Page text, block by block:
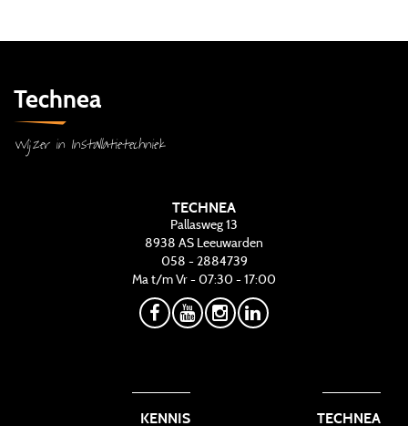
Technea
Wijzer in Installatietechniek
TECHNEA
Pallasweg 13
8938 AS Leeuwarden
058 - 2884739
Ma t/m Vr - 07:30 - 17:00
KENNIS TECHNEA